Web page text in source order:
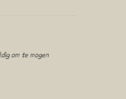
om te mogen